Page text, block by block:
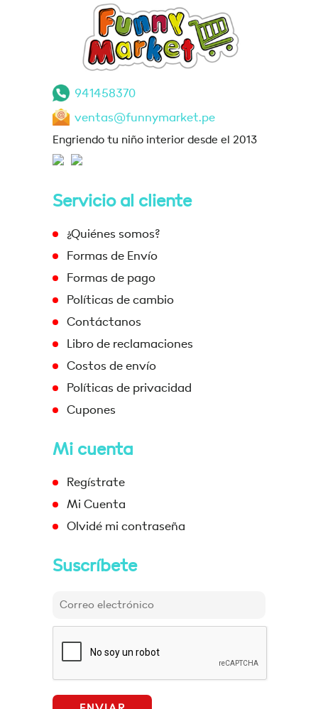
941458370
ventas@funnymarket.pe
Engriendo tu niño interior desde el 2013
Servicio al cliente
¿Quiénes somos?
Formas de Envío
Formas de pago
Políticas de cambio
Contáctanos
Libro de reclamaciones
Costos de envío
Políticas de privacidad
Cupones
Mi cuenta
Regístrate
Mi Cuenta
Olvidé mi contraseña
Suscríbete